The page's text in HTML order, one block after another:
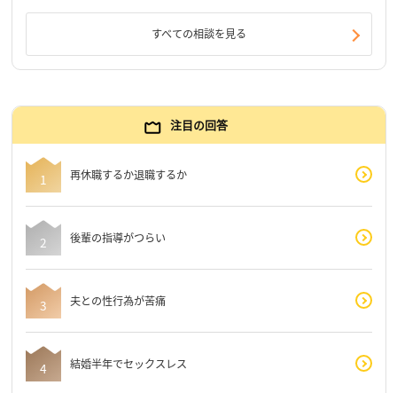
すべての相談を見る
注目の回答
再休職するか退職するか
後輩の指導がつらい
夫との性行為が苦痛
結婚半年でセックスレス